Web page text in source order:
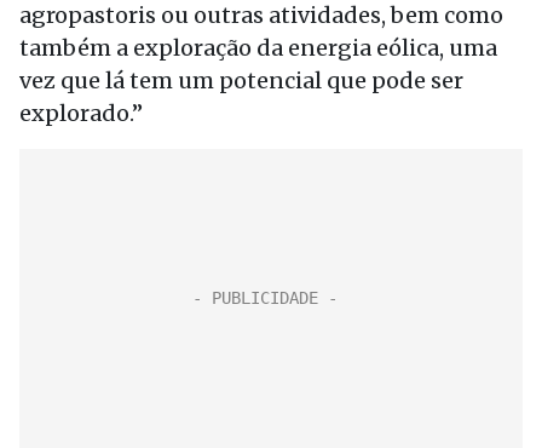
agropastoris ou outras atividades, bem como
também a exploração da energia eólica, uma
vez que lá tem um potencial que pode ser
explorado.”